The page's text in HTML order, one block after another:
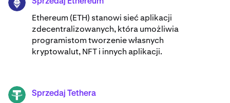
ETH Sprzedaj Ethereum
Ethereum (ETH) stanowi sieć aplikacji
zdecentralizowanych, która umożliwia
programistom tworzenie własnych
kryptowalut, NFT i innych aplikacji.
USDT Sprzedaj Tethera